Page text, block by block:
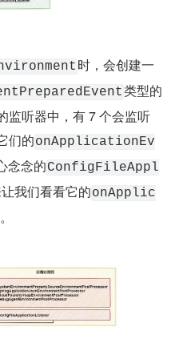
时，会创建一
类型的
监听器中，有 7 个会监听
们的onApplicationEv
念念的ConfigFileAppl
让我们看看它的onApplic